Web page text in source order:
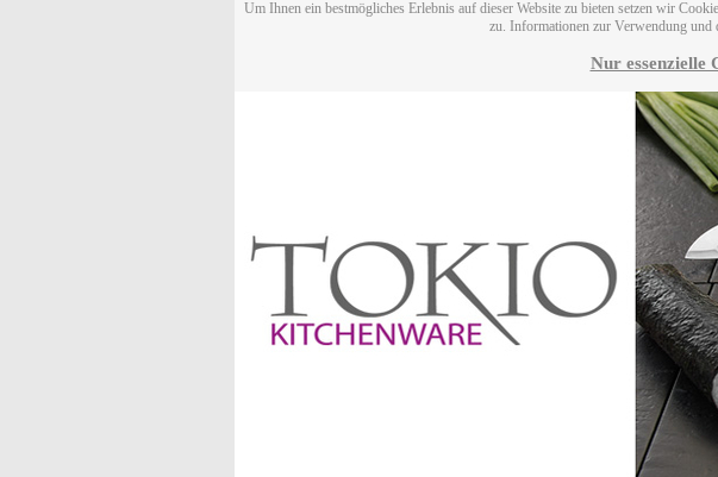
Um Ihnen ein bestmögliches Erlebnis auf dieser Website zu bieten setzen wir
zu. Informationen zur Verwendung
Nur essenzielle